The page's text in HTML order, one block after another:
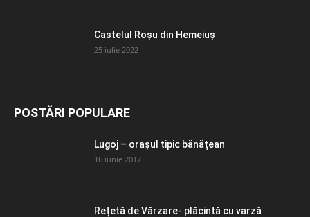
Castelul Roșu din Hemeiuș
25 iulie 2022
POSTĂRI POPULARE
Lugoj – orașul tipic bănăţean
16 iunie 2017
Rețetă de Vărzare- plăcintă cu varză